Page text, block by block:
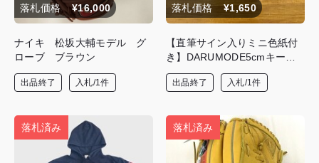
落札価格 ¥16,000
ナイキ 松坂大輔モデル グ
ローブ ブラウン
出品終了 入札/1件
落札価格 ¥1,650
【直筆サイン入りミニ色紙付
き】DARUMODE5cmキーホ
ルダー(赤）
出品終了 入札/1件
落札済み 落札済み